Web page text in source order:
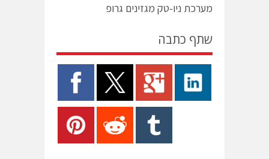
מערכת ניו-טק מגזינים גרופ
שתף כתבה